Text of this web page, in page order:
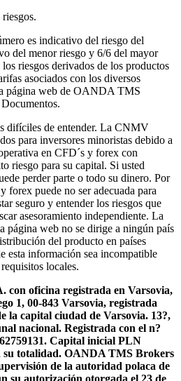
es indicativo del riesgo del
del menor riesgo y 6/6 del mayor
riesgos derivados de los productos
asociados con los diversos
página web de OANDA TMS
difíciles de entender. La CNMV
para inversores minoristas debido a
en CFD´s y forex con
riesgo para su capital. Si usted
perder parte o todo su dinero. Por
forex puede no ser adecuada para
seguro y entender los riesgos que
asesoramiento independiente. La
página web no se dirige a ningún país
del producto en países
esta información sea incompatible
locales.
con oficina registrada en Varsovia,
1, 00-843 Varsovia, registrada
la capital ciudad de Varsovia. 13?,
nacional. Registrada con el n?
Capital inicial PLN
su totalidad. OANDA TMS Brokers
de la autoridad polaca de